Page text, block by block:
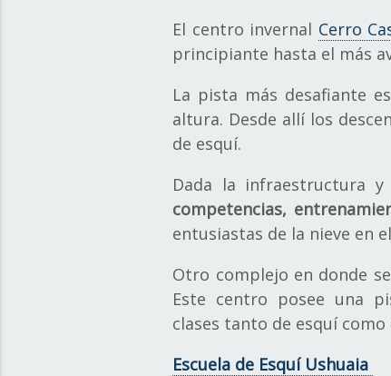
El centro invernal Cerro
principiante hasta el más
La pista más desafiante
altura. Desde allí los
de esquí.
Dada la infraestructura
competencias,
entusiastas de la nieve en
Otro complejo en donde
Este centro posee una
clases tanto de esquí
Escuela de Esquí Ushuaia